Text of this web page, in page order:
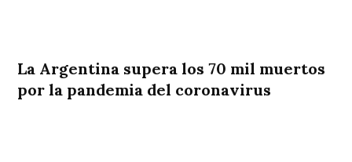
La Argentina supera los 70 mil muertos
por la pandemia del coronavirus